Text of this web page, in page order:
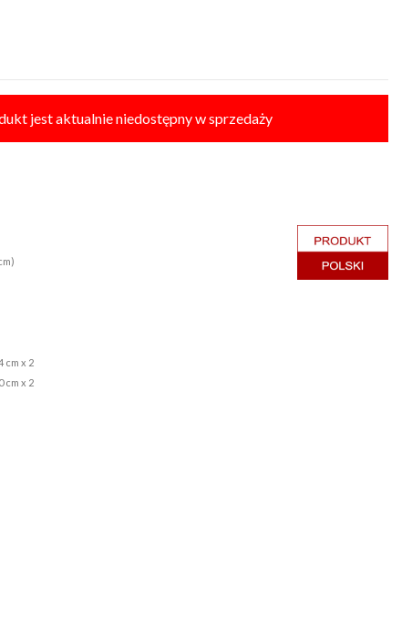
jest aktualnie niedostępny w sprzedaży
cm x 2
cm x 2